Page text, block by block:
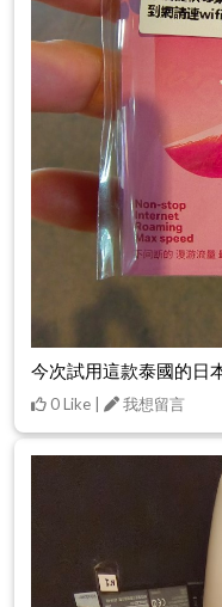
今次試用這款泰國的日
0 Like | 我想留言